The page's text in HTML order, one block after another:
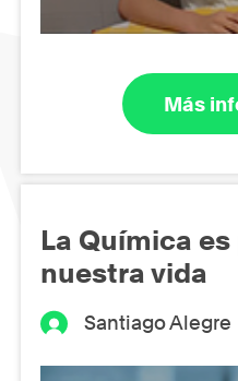
Más
La Química
nuestra vida
Santiago Alegre